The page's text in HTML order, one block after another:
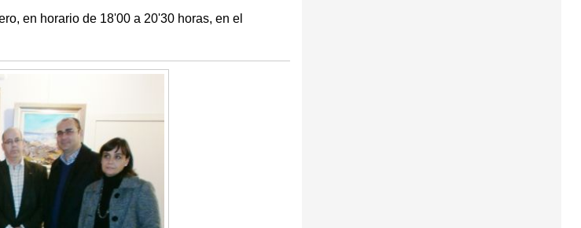
en horario de 18'00 a 20'30 horas, en el